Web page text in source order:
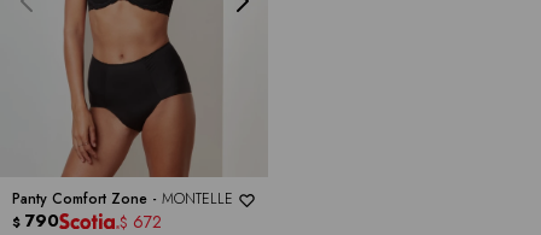
Panty Comfort Zone - MONTELLE
$ 790 $ 672